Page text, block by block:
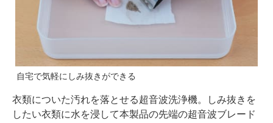
自宅で気軽にしみ抜きができる
衣類についた汚れを落とせる超音波洗浄機。しみ抜きを
したい衣類に水を浸して本製品の先端の超音波ブレード